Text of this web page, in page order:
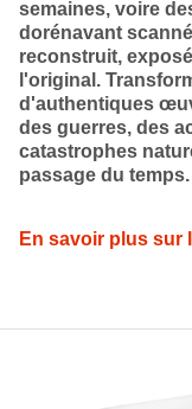
semaines, voire
dorénavant
reconstruit,
l'original.
d'authentiques
des guerres, des
catastrophes
passage du temps.
En savoir plus sur